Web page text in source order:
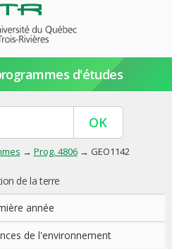
d'études
→ Prog. 4806→ GEO1142
de la terre
année
de l'environnement